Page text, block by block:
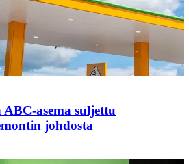
asema suljettu
johdosta